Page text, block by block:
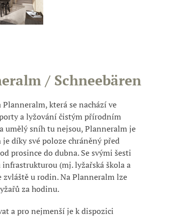
/ Schneebären
která se nachází ve
a lyžování čistým přírodním
umělý sníh tu nejsou, Planneralm je
díky své poloze chráněný před
prosince do dubna. Se svými šesti
(mj. lyžařská škola a
zvláště u rodin.NaPlanneralmlze
za hodinu.
apro nejmenší je k dispozici